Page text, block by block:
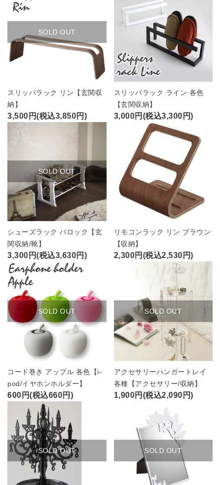
SOLD OUT
スリッパラック リン【玄関収
納】
3,500円(税込3,850円)
スリッパラック ライン 各色
【玄関収納】
3,000円(税込3,300円)
SOLD OUT
シューズラック バロック【玄
関収納/靴】
3,300円(税込3,630円)
リモコンラック リン ブラウン
【収納】
2,300円(税込2,530円)
SOLD OUT
コード巻き アップル 各色【i-
pod/イヤホンホルダー】
600円(税込660円)
SOLD OUT
アクセサリーハンガートレイ
各種【アクセサリー/収納】
1,900円(税込2,090円)
SOLD OUT SOLD OUT